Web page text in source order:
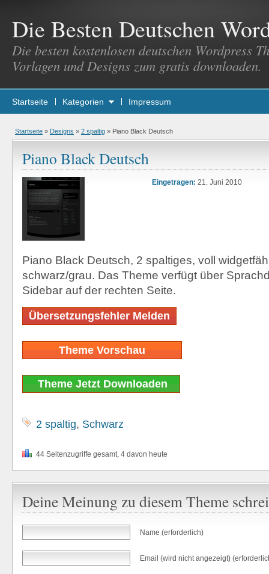
Die Besten Deutschen
Die besten kostenlosen deutschen Wordpress
Vorlagen und Designs zum gratis downloaden.
Startseite Kategorien Impressum
Startseite » Designs » 2 spaltig » Piano Black Deutsch
Piano Black Deutsch
Eingetragen: 21. Juni 2010
Piano Black Deutsch, 2 spaltiges, voll
schwarz/grau. Das Theme verfügt über
Sidebar auf der rechten Seite.
Übersetzungsfehler Melden
Theme Vorschau
Theme Jetzt Downloaden
2 spaltig, Schwarz
44 Seitenzugriffe gesamt, 4 davon heute
Deine Meinung zu diesem Theme
Name (erforderlich)
Email (wird nicht angezeigt)